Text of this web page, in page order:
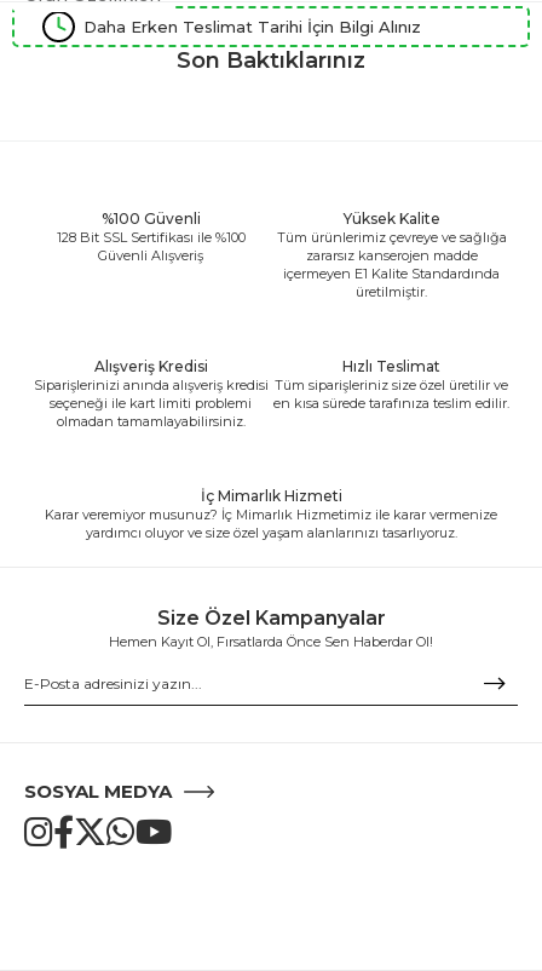
Daha Erken Teslimat Tarihi İçin Bilgi Alınız
Son Baktıklarınız
%100 Güvenli
128 Bit SSL Sertifikası ile %100
Güvenli Alışveriş
Yüksek Kalite
Tüm ürünlerimiz çevreye ve sağlığa
zararsız kanserojen madde
içermeyen E1 Kalite Standardında
üretilmiştir.
Alışveriş Kredisi
Siparişlerinizi anında alışveriş kredisi
seçeneği ile kart limiti problemi
olmadan tamamlayabilirsiniz.
Hızlı Teslimat
Tüm siparişleriniz size özel üretilir ve
en kısa sürede tarafınıza teslim edilir.
İç Mimarlık Hizmeti
Karar veremiyor musunuz? İç Mimarlık Hizmetimiz ile karar vermenize
yardımcı oluyor ve size özel yaşam alanlarınızı tasarlıyoruz.
Size Özel Kampanyalar
Hemen Kayıt Ol, Fırsatlarda Önce Sen Haberdar Ol!
SOSYAL MEDYA